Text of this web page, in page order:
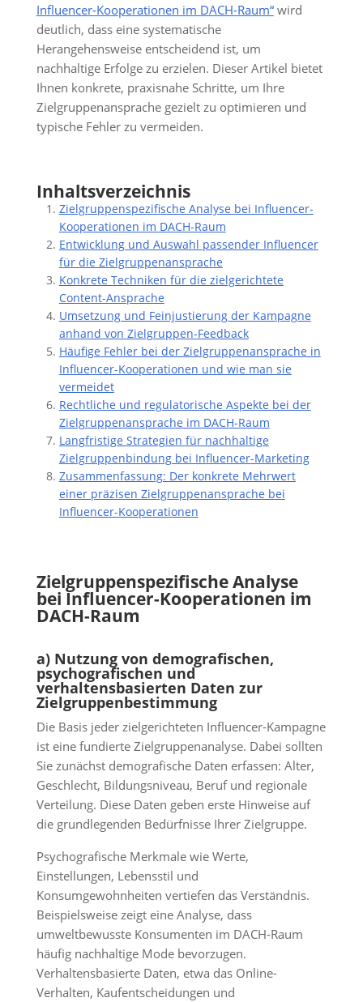
Influencer-Kooperationen im DACH-Raum“wird
deutlich, dass eine systematische
Herangehensweise entscheidend ist, um
nachhaltige Erfolge zu erzielen. Dieser Artikel bietet
Ihnen konkrete, praxisnahe Schritte, um Ihre
Zielgruppenansprache gezielt zu optimieren und
typische Fehler zu vermeiden.
Inhaltsverzeichnis
Zielgruppenspezifische Analyse bei Influencer-
Kooperationen im DACH-Raum
Entwicklung und Auswahl passender Influencer
für die Zielgruppenansprache
Konkrete Techniken für die zielgerichtete
Content-Ansprache
Umsetzung und Feinjustierung der Kampagne
anhand von Zielgruppen-Feedback
Häufige Fehler bei der Zielgruppenansprache in
Influencer-Kooperationen und wie man sie
vermeidet
Rechtliche und regulatorische Aspekte bei der
Zielgruppenansprache im DACH-Raum
Langfristige Strategien für nachhaltige
Zielgruppenbindung bei Influencer-Marketing
Zusammenfassung: Der konkrete Mehrwert
einer präzisen Zielgruppenansprache bei
Influencer-Kooperationen
Zielgruppenspezifische Analyse
bei Influencer-Kooperationen im
DACH-Raum
a) Nutzung von demografischen,
psychografischen und
verhaltensbasierten Daten zur
Zielgruppenbestimmung
Die Basis jeder zielgerichteten Influencer-Kampagne
ist eine fundierte Zielgruppenanalyse. Dabei sollten
Sie zunächst demografische Daten erfassen: Alter,
Geschlecht, Bildungsniveau, Beruf und regionale
Verteilung. Diese Daten geben erste Hinweise auf
die grundlegenden Bedürfnisse Ihrer Zielgruppe.
Psychografische Merkmale wie Werte,
Einstellungen, Lebensstil und
Konsumgewohnheiten vertiefen das Verständnis.
Beispielsweise zeigt eine Analyse, dass
umweltbewusste Konsumenten im DACH-Raum
häufig nachhaltige Mode bevorzugen.
Verhaltensbasierte Daten, etwa das Online-
Verhalten, Kaufentscheidungen und